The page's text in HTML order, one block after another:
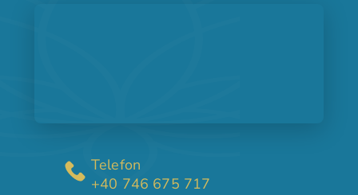
Telefon
+40 746 675 717